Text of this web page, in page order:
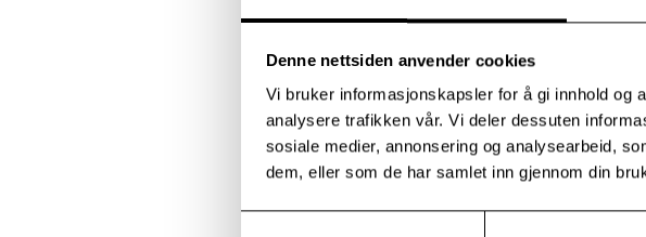
Denne nettsiden anvender cookies
Vi bruker informasjonskapsler for å gi innhold og
analysere trafikken vår. Vi deler dessuten
sosiale medier, annonsering og analysearbeid,
dem, eller som de har samlet inn gjennom din
Komplekse traumer
Kursholder Ellen Jepsen har i
komplekse traumer og